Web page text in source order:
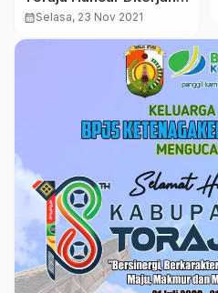
Tanah Longsor
calendar_monthSelasa, 23 Nov 2021